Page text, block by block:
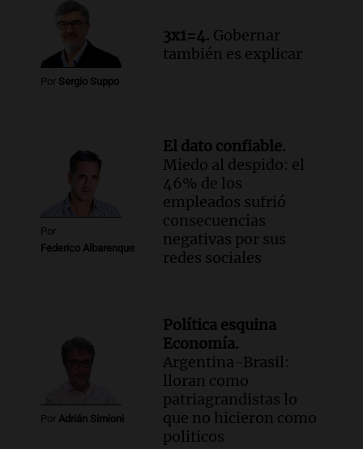
Por Sergio Suppo
3x1=4. Gobernar
también es explicar
Por
Federico Albarenque
El dato confiable.
Miedo al despido: el
46% de los
empleados sufrió
consecuencias
negativas por sus
redes sociales
Por Adrián Simioni
Política esquina
Economía.
Argentina-Brasil:
lloran como
patriagrandistas lo
que no hicieron como
politicos